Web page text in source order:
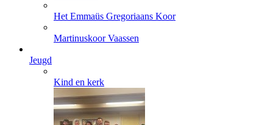
Het Emmaüs Gregoriaans Koor
Martinuskoor Vaassen
Jeugd
Kind en kerk